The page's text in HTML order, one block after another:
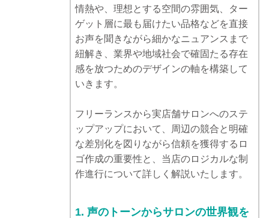
情熱や、理想とする空間の雰囲気、ター
ゲット層に最も届けたい品格などを直接
お声を聞きながら細かなニュアンスまで
紐解き、業界や地域社会で確固たる存在
感を放つためのデザインの軸を構築して
いきます。
フリーランスから実店舗サロンへのステ
ップアップにおいて、周辺の競合と明確
な差別化を図りながら信頼を獲得するロ
ゴ作成の重要性と、当店のロジカルな制
作進行について詳しく解説いたします。
1. 声のトーンからサロンの世界観を